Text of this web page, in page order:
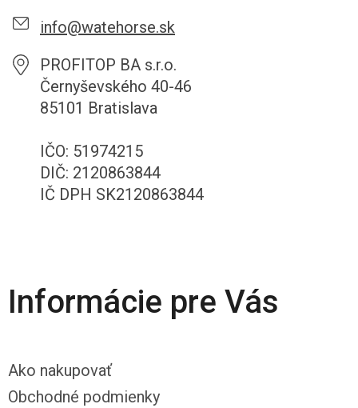
info@watehorse.sk
PROFITOP BA s.r.o.
Černyševského 40-46
85101 Bratislava
IČO: 51974215
DIČ: 2120863844
IČ DPH SK2120863844
Informácie pre Vás
Ako nakupovať
Obchodné podmienky